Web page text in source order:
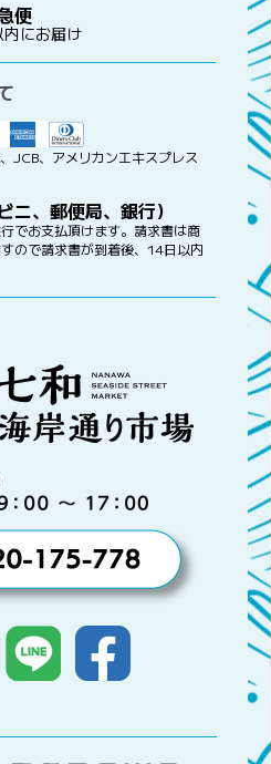
便
にお届け
JCB、アメリカンエキスプレス
ニ、郵便局、銀行）
でお支払頂けます。請求書は商
ので請求書が到着後、14日以内